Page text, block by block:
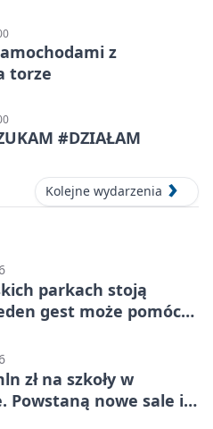
z
torze
#DZIAŁAM
Kolejne wydarzenia
parkach stoją
gest może pomóc
zł na szkoły w
Powstaną nowe sale i